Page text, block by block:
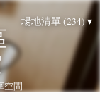
場地清單 (234) ▾
空間